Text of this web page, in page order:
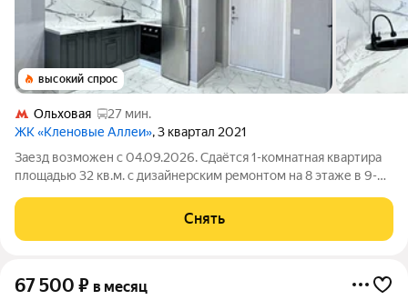
высокий спрос
Ольховая
27 мин.
ЖК «Кленовые Аллеи», 3 квартал 2021
Заезд возможен с 04.09.2026. Сдаётся 1-комнатная квартира
площадью 32 кв.м. с дизайнерским ремонтом на 8 этаже в 9-
Дом - монолитный, окна
Снять
67 500 ₽ в месяц